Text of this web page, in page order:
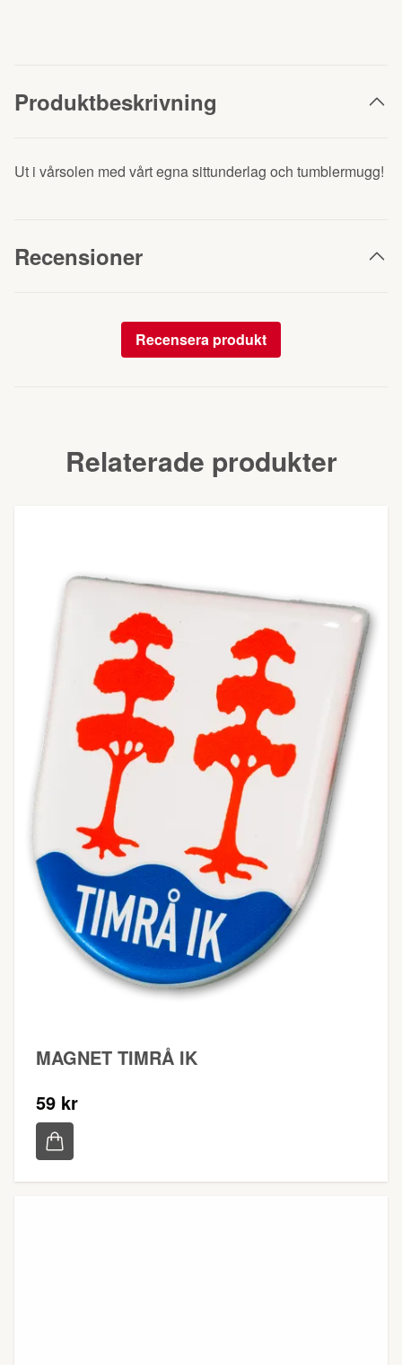
Produktbeskrivning
Ut i vårsolen med vårt egna sittunderlag och tumblermugg!
Recensioner
Recensera produkt
Relaterade produkter
MAGNET TIMRÅ IK
59 kr